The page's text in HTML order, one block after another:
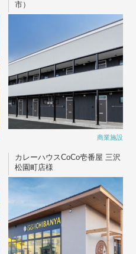
市）
商業施設
カレーハウスCoCo壱番屋 三沢
松園町店様